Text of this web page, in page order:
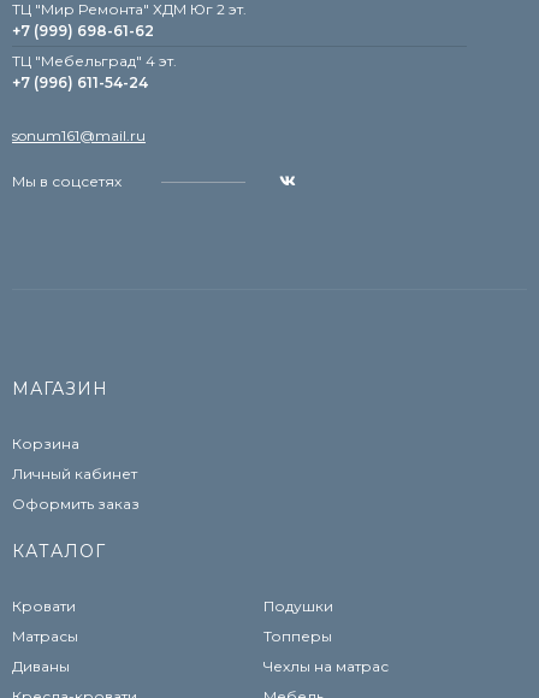
ТЦ "Мир Ремонта" ХДМ Юг 2 эт.
+7 (999) 698-61-62
TЦ "Мебельград" 4 эт.
+7 (996) 611-54-24
sonum161@mail.ru
Мы в соцсетях
МАГАЗИН
Корзина
Личный кабинет
Оформить заказ
КАТАЛОГ
Кровати
Матрасы
Диваны
Подушки
Топперы
Чехлы на матрас